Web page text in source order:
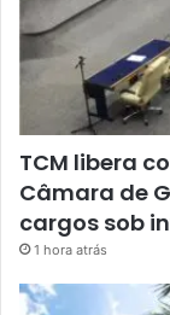
TCM libera
Câmara de
cargos sob
1 hora atrás